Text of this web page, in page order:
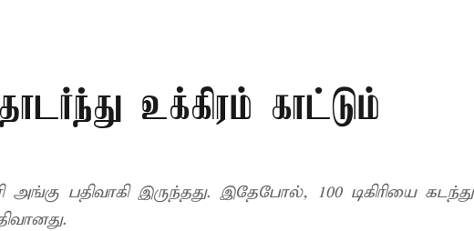
உக்கிரம் காட்டும்
அங்கு பதிவாகி இருந்தது. இதேபோல், 100 டிகிரியை கடந்து